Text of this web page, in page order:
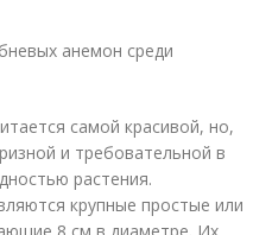
анемон среди
самой красивой, но,
и требовательной в
растения.
крупные простые или